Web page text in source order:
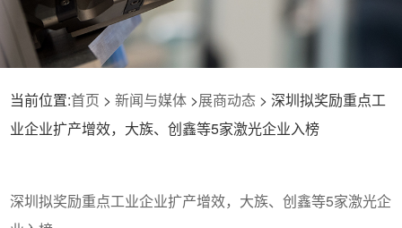
当前位置:首页 >新闻与媒体 >展商动态 > 深圳拟奖励重点工
业企业扩产增效，大族、创鑫等5家激光企业入榜
深圳拟奖励重点工业企业扩产增效，大族、创鑫等5家激光企